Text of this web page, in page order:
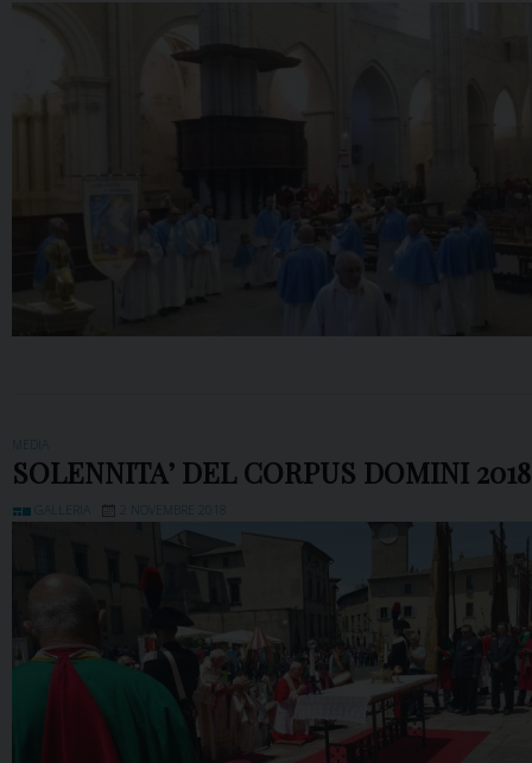
MEDIA
SOLENNITA’ DEL CORPUS DOMINI 2018
GALLERIA 2 NOVEMBRE 2018